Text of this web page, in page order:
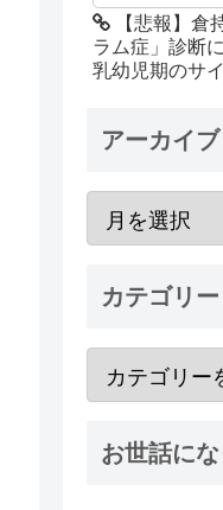
【悲報】倉
ラム症」診断
乳幼児期のサ
アーカイブ
カテゴリー
お世話に